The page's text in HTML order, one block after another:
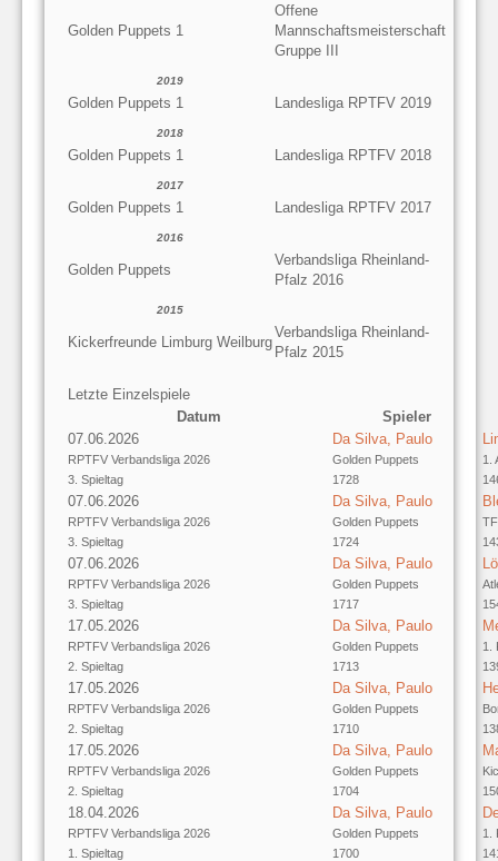
Golden Puppets 1
Offene
Mannschaftsmeisterschaft
Gruppe III
2019
Golden Puppets 1 Landesliga RPTFV 2019
2018
Golden Puppets 1 Landesliga RPTFV 2018
2017
Golden Puppets 1 Landesliga RPTFV 2017
2016
Golden Puppets
Verbandsliga Rheinland-
Pfalz 2016
2015
Kickerfreunde Limburg Weilburg
Verbandsliga Rheinland-
Pfalz 2015
Letzte Einzelspiele
Datum
Spieler
07.06.2026
RPTFV Verbandsliga 2026
3. Spieltag
Da Silva, Paulo
Golden Puppets
1728
1.
07.06.2026
RPTFV Verbandsliga 2026
3. Spieltag
Da Silva, Paulo
Golden Puppets
1724
07.06.2026
RPTFV Verbandsliga 2026
3. Spieltag
Da Silva, Paulo
Golden Puppets
1717
17.05.2026
RPTFV Verbandsliga 2026
2. Spieltag
Da Silva, Paulo
Golden Puppets
1713
1.
17.05.2026
RPTFV Verbandsliga 2026
2. Spieltag
Da Silva, Paulo
Golden Puppets
1710
17.05.2026
RPTFV Verbandsliga 2026
2. Spieltag
Da Silva, Paulo
Golden Puppets
1704
18.04.2026
RPTFV Verbandsliga 2026
1. Spieltag
Da Silva, Paulo
Golden Puppets
1700
1.